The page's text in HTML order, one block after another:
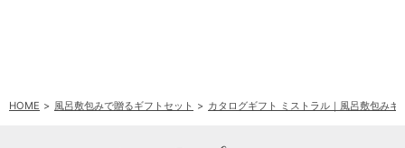
HOME 風呂敷包みで贈るギフトセット カタログギフト ミストラル｜風呂敷包みギ